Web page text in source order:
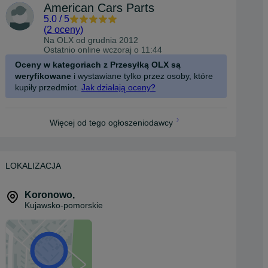
American Cars Parts
5.0 / 5
(2 oceny)
Na OLX od grudnia 2012
Ostatnio online wczoraj o 11:44
Oceny w kategoriach z Przesyłką OLX są
weryfikowane i wystawiane tylko przez osoby, które
kupiły przedmiot. Jak działają oceny?
Więcej od tego ogłoszeniodawcy
LOKALIZACJA
Koronowo,
Kujawsko-pomorskie